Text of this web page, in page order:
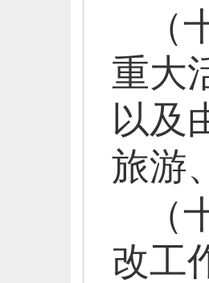
重大
以及
旅游
改工